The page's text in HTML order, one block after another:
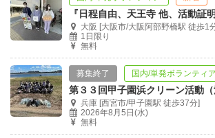
大阪 [大阪市/大阪阿部野橋駅 徒歩1
1日限り
無料
募集終了 国内/単発ボランティア
兵庫 [西宮市/甲子園駅 徒歩37分]
2026年8月5日(水)
無料